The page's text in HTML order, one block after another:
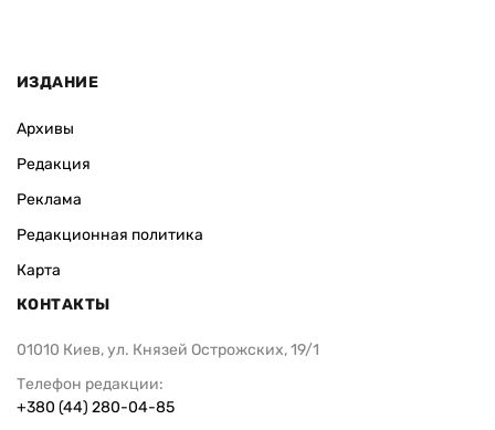
ИЗДАНИЕ
Архивы
Редакция
Реклама
Редакционная политика
Карта
КОНТАКТЫ
01010 Киев, ул. Князей Острожских, 19/1
Телефон редакции:
+380 (44) 280-04-85